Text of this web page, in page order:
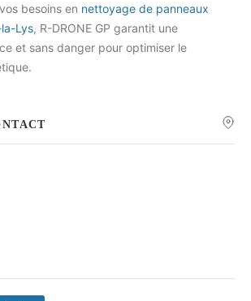
besoins en nettoyage de panneaux
Lys, R-DRONE GP garantit une
et sans danger pour optimiser le